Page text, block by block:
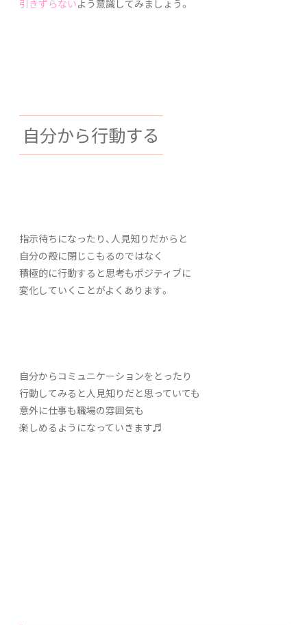
引きずらないよう意識してみましょう。
自分から行動する
指示待ちになったり、人見知りだからと
自分の殻に閉じこもるのではなく
積極的に行動すると思考もポジティブに
変化していくことがよくあります。
自分からコミュニケーションをとったり
行動してみると人見知りだと思っていても
意外に仕事も職場の雰囲気も
楽しめるようになっていきます♬